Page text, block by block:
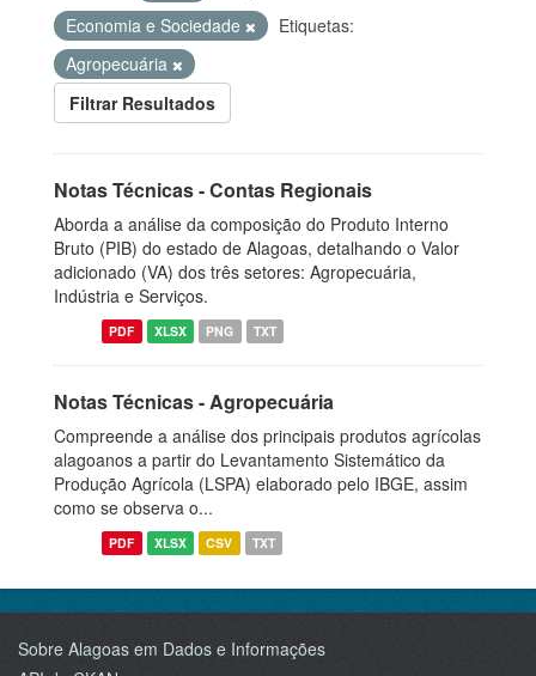
Economia e Sociedade
Etiquetas:
Agropecuária
Filtrar Resultados
Notas Técnicas - Contas Regionais
Aborda a análise da composição do Produto Interno
Bruto (PIB) do estado de Alagoas, detalhando o Valor
adicionado (VA) dos três setores: Agropecuária,
Indústria e Serviços.
PDF XLSX PNG TXT
Notas Técnicas - Agropecuária
Compreende a análise dos principais produtos agrícolas
alagoanos a partir do Levantamento Sistemático da
Produção Agrícola (LSPA) elaborado pelo IBGE, assim
como se observa o...
PDF XLSX CSV TXT
Sobre Alagoas em Dados e Informações